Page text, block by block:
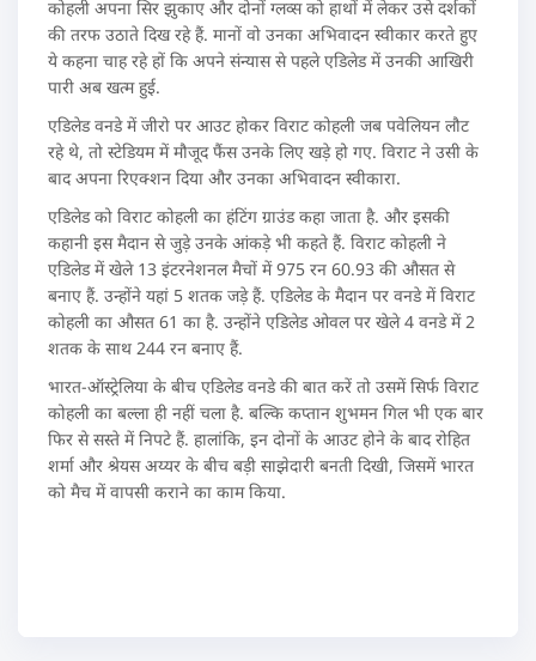
कोहली अपना सिर झुकाए और दोनों ग्लव्स को हाथों में लेकर उसे दर्शकों
की तरफ उठाते दिख रहे हैं. मानों वो उनका अभिवादन स्वीकार करते हुए
ये कहना चाह रहे हों कि अपने संन्यास से पहले एडिलेड में उनकी आखिरी
पारी अब खत्म हुई.
एडिलेड वनडे में जीरो पर आउट होकर विराट कोहली जब पवेलियन लौट
रहे थे, तो स्टेडियम में मौजूद फैंस उनके लिए खड़े हो गए. विराट ने उसी के
बाद अपना रिएक्शन दिया और उनका अभिवादन स्वीकारा.
एडिलेड को विराट कोहली का हंटिंग ग्राउंड कहा जाता है. और इसकी
कहानी इस मैदान से जुड़े उनके आंकड़े भी कहते हैं. विराट कोहली ने
एडिलेड में खेले 13 इंटरनेशनल मैचों में 975 रन 60.93 की औसत से
बनाए हैं. उन्होंने यहां 5 शतक जड़े हैं. एडिलेड के मैदान पर वनडे में विराट
कोहली का औसत 61 का है. उन्होंने एडिलेड ओवल पर खेले 4 वनडे में 2
शतक के साथ 244 रन बनाए हैं.
भारत-ऑस्ट्रेलिया के बीच एडिलेड वनडे की बात करें तो उसमें सिर्फ विराट
कोहली का बल्ला ही नहीं चला है. बल्कि कप्तान शुभमन गिल भी एक बार
फिर से सस्ते में निपटे हैं. हालांकि, इन दोनों के आउट होने के बाद रोहित
शर्मा और श्रेयस अय्यर के बीच बड़ी साझेदारी बनती दिखी, जिसमें भारत
को मैच में वापसी कराने का काम किया.